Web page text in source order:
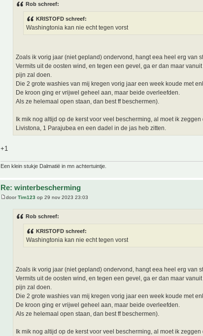
Rob schreef:
KRISTOFD schreef:
Washingtonia kan nie echt tegen vorst
Zoals ik vorig jaar (niet gepland) ondervond, hangt eea heel erg van
Vermits uit de oosten wind, en tegen een gevel, ga er dan maar
pijn zal doen.
Die 2 grote washies van mij kregen vorig jaar een week koude met
De kroon ging er vrijwel geheel aan, maar beide overleefden.
Als ze helemaal open staan, dan best ff beschermen).
Ik mik nog altijd op de kerst voor veel bescherming, al moet ik
Livistona, 1 Parajubea en een dadel in de jas heb zitten.
+1
Een klein stukje Dalmatië in mn achtertuintje.
Re: winterbescherming
doorTim123 op 29 nov 2023 23:03
Rob schreef:
KRISTOFD schreef:
Washingtonia kan nie echt tegen vorst
Zoals ik vorig jaar (niet gepland) ondervond, hangt eea heel erg van
Vermits uit de oosten wind, en tegen een gevel, ga er dan maar
pijn zal doen.
Die 2 grote washies van mij kregen vorig jaar een week koude met
De kroon ging er vrijwel geheel aan, maar beide overleefden.
Als ze helemaal open staan, dan best ff beschermen).
Ik mik nog altijd op de kerst voor veel bescherming, al moet ik